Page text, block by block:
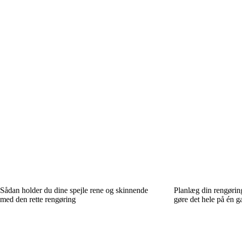
Sådan holder du dine spejle rene og skinnende
med den rette rengøring
Planlæg din
gøre det hele på én